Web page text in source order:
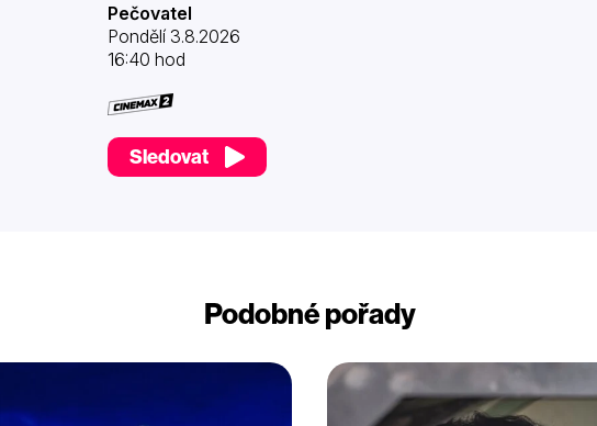
Pečovatel
Pondělí 3.8.2026
16:40 hod
Sledovat
Podobné pořady